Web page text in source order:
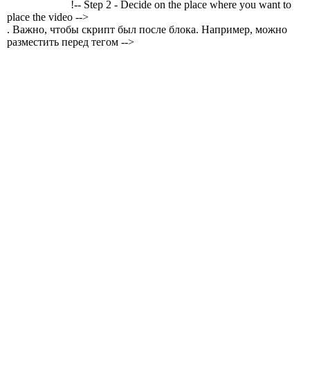
!-- Step 2 - Decide on the place where you want to
place the video -->
. Важно, чтобы скрипт был после блока. Например, можно
разместить перед тегом -->